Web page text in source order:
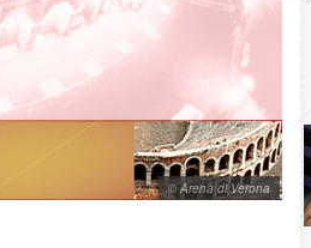
© Arena di Verona